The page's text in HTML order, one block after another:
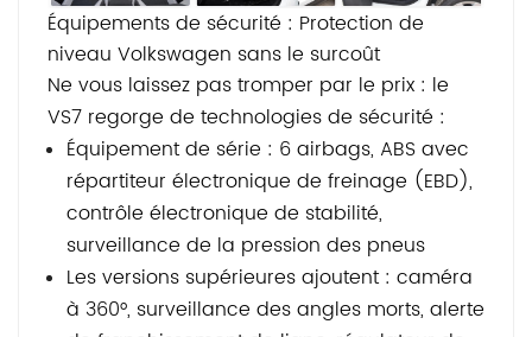
Équipements de sécurité : Protection de
niveau Volkswagen sans le surcoût
Ne vous laissez pas tromper par le prix : le
VS7 regorge de technologies de sécurité :
Équipement de série : 6 airbags, ABS avec
répartiteur électronique de freinage (EBD),
contrôle électronique de stabilité,
surveillance de la pression des pneus
Les versions supérieures ajoutent : caméra
à 360°, surveillance des angles morts, alerte